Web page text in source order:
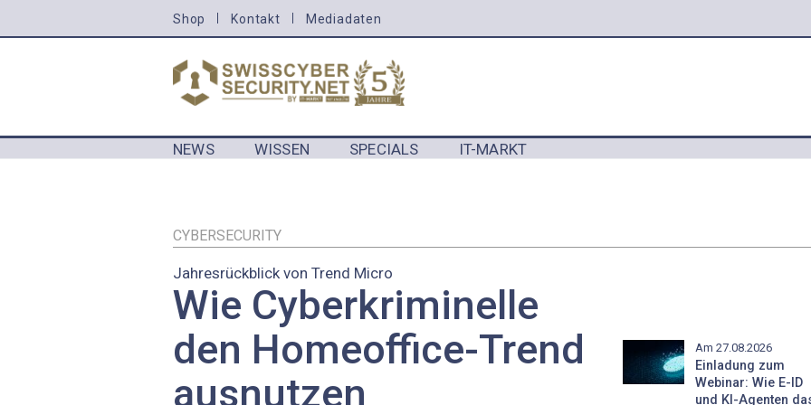
zum
MENU
Shop Kontakt Mediadaten
NEWS WISSEN SPECIALS IT-MARKT
CYBERSECURITY
Jahresrückblick von Trend Micro
Wie Cyberkriminelle
den Homeoffice-Trend
ausnutzen
Am 27.08.2026
Einladung zum
Webinar: Wie E-ID
und KI-Agenten